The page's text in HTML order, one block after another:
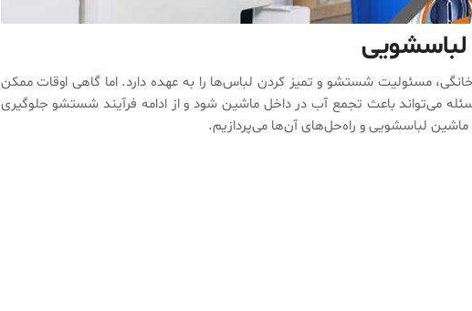
مسئولیت شستشو و تمیز کردن لباس‌ها را به عهده دارد. اما گاهی اوقات ممکن
می‌تواند باعث تجمع آب در داخل ماشین شود و از ادامه فرآیند شستشو جلوگیری
لباسشویی و راه‌حل‌های آن‌ها می‌پردازیم.